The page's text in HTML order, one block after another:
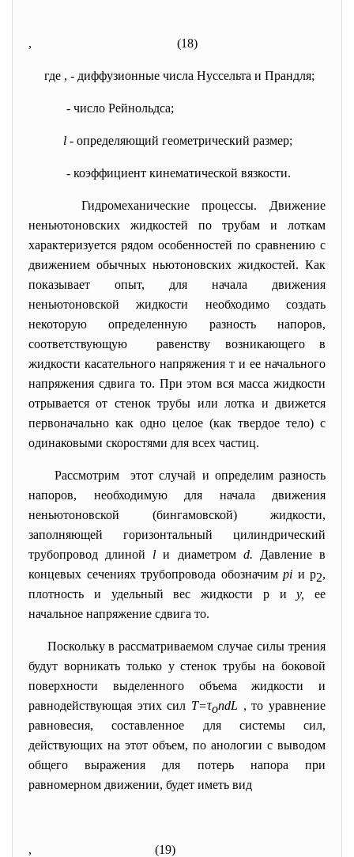
, (18)
где , - диффузионные числа Нуссельта и Прандля;
- число Рейнольдса;
l - определяющий геометрический размер;
- коэффициент кинематической вязкости.
Гидромеханические процессы. Движение
неньютоновских жидкостей по трубам и лоткам
характеризуется рядом особенностей по сравнению с
движением обычных ньютоновских жидкостей. Как
показывает опыт, для начала движения
неньютоновской жидкости необходимо создать
некоторую определенную разность напоров,
соответствующую равенству возникающего в
жидкости касательного напряжения т и ее начального
напряжения сдвига то. При этом вся масса жидкости
отрывается от стенок трубы или лотка и движется
первоначально как одно целое (как твердое тело) с
одинаковыми скоростями для всех частиц.
Рассмотрим этот случай и определим разность
напоров, необходимую для начала движения
неньютоновской (бингамовской) жидкости,
заполняющей горизонтальный цилиндрический
трубопровод длиной l и диаметром d. Давление в
концевых сечениях трубопровода обозначим pi и р2,
плотность и удельный вес жидкости р иу, ее
начальное напряжение сдвига то.
Поскольку в рассматриваемом случае силы трения
будут воpникать только у стенок трубы на боковой
поверхности выделенного объема жидкости и
равнодействующая этих сил T=τondL , то уравнение
равновесия, составленное для системы сил,
действующих на этот объем, по анологии с выводом
общего выражения для потерь напора при
равномерном движении, будет иметь вид
, (19)